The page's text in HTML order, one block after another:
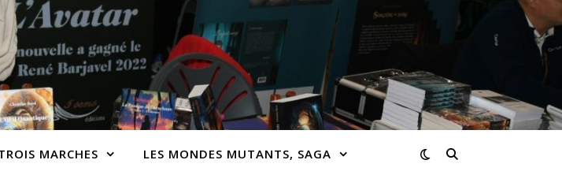
MARCHES LES MONDES MUTANTS, SAGA